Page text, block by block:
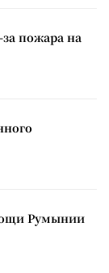
пожара на
Румынии